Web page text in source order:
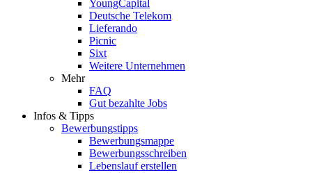
YoungCapital
Deutsche Telekom
Lieferando
Picnic
Sixt
Weitere Unternehmen
Mehr
FAQ
Gut bezahlte Jobs
Infos & Tipps
Bewerbungstipps
Bewerbungsmappe
Bewerbungsschreiben
Lebenslauf erstellen